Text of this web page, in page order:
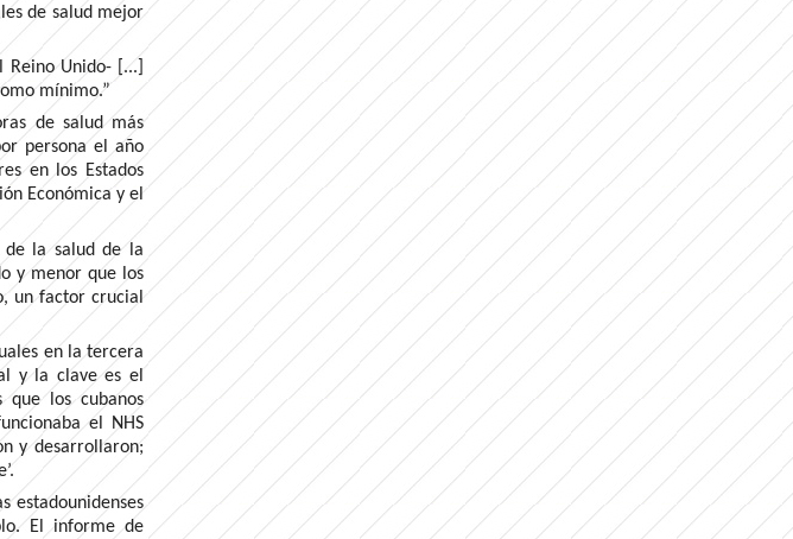
de salud mejor
Unido- [...]
mínimo.”
de salud más
persona el año
en los Estados
Económica y el
de la salud de la
y menor que los
un factor crucial
en la tercera
y la clave es el
los cubanos
el NHS
y desarrollaron;
estadounidenses
El informe de